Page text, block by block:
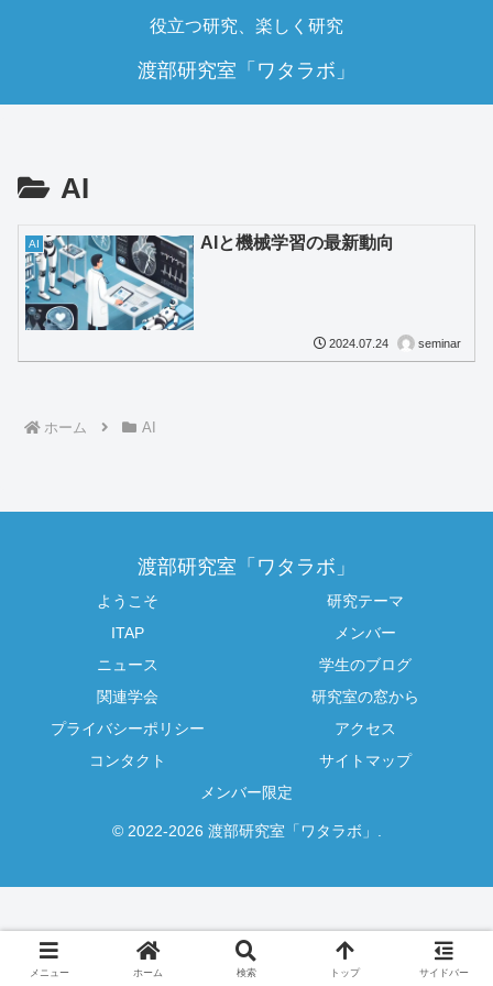
役立つ研究、楽しく研究
渡部研究室「ワタラボ」
AI
AI AIと機械学習の最新動向
2024.07.24 seminar
ホーム AI
渡部研究室「ワタラボ」
ようこそ
研究テーマ
ITAP
メンバー
ニュース
学生のブログ
関連学会
研究室の窓から
プライバシーポリシー
アクセス
コンタクト
サイトマップ
メンバー限定
© 2022-2026 渡部研究室「ワタラボ」.
メニュー ホーム 検索 トップ サイドバー